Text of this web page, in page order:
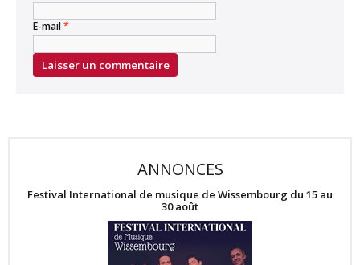
E-mail*
ANNONCES
Festival International de musique de Wissembourg du 15 au
30 août